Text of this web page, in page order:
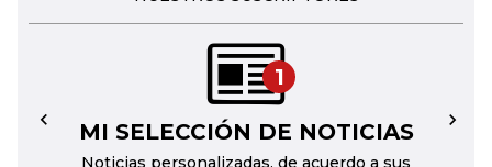
1
MI SELECCIÓN DE NOTICIAS
Noticias personalizadas, de acuerdo a sus
← →